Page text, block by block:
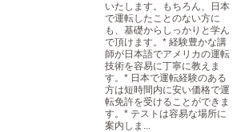
いたします。もちろん、日本
で運転したことのない方に
も、基礎からしっかりと学ん
で頂けます。* 経験豊かな講
師が日本語でアメリカの運転
技術を容易に丁寧に教えま
す。* 日本で運転経験のある
方は短時間内に安い価格で運
転免許を受けることができま
す。* テストは容易な場所に
案内しま...